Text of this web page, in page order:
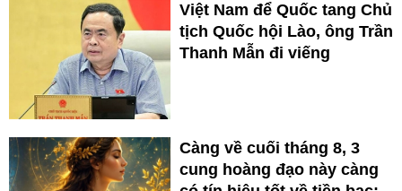
Việt Nam để Quốc tang Chủ
tịch Quốc hội Lào, ông Trần
Thanh Mẫn đi viếng
Càng về cuối tháng 8, 3
cung hoàng đạo này càng